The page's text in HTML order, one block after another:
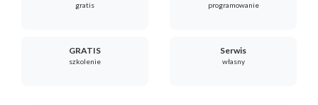
gratis programowanie
GRATIS
szkolenie
Serwis
własny